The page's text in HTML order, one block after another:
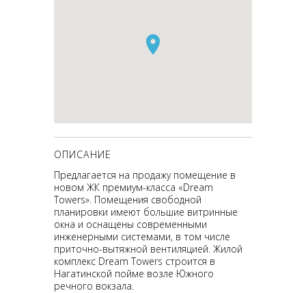
ОПИСАНИЕ
Предлагается на продажу помещение в
новом ЖК премиум-класса «Dream
Towers». Помещения свободной
планировки имеют большие витринные
окна и оснащены современными
инженерными системами, в том числе
приточно-вытяжной вентиляцией. Жилой
комплекс Dream Towers строится в
Нагатинской пойме возле Южного
речного вокзала.